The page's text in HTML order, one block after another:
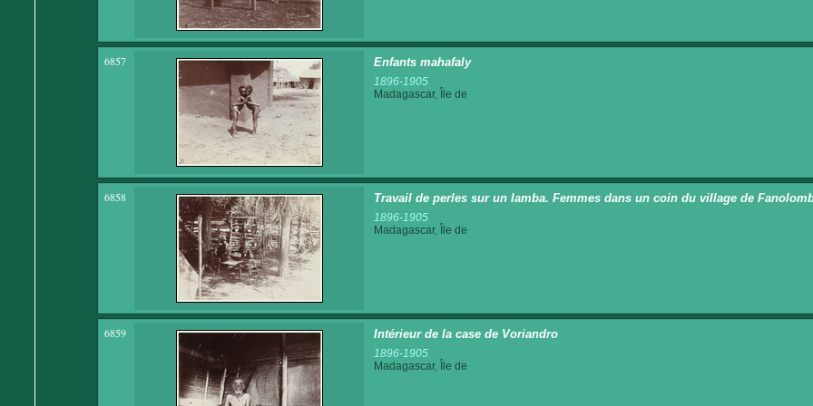
6857 Enfants mahafaly
1896-1905
Madagascar, Île de
6858 Travail de perles sur un lamba. Femmes dans un coin du village de
1896-1905
Madagascar, Île de
6859 Intérieur de la case de Voriandro
1896-1905
Madagascar, Île de